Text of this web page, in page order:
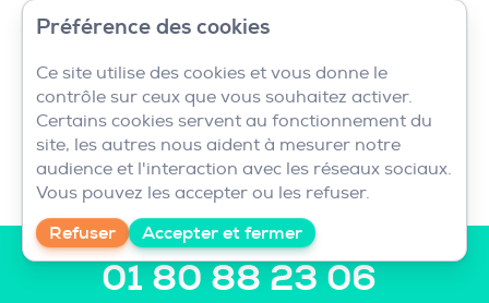
Nous sommes disponibles au
01 80 88 23 06
Préférence des cookies
Ce site utilise des cookies et vous donne le
contrôle sur ceux que vous souhaitez activer.
Certains cookies servent au fonctionnement du
site, les autres nous aident à mesurer notre
audience et l'interaction avec les réseaux sociaux.
Vous pouvez les accepter ou les refuser.
Refuser Accepter et fermer
Contact
Mentions légales